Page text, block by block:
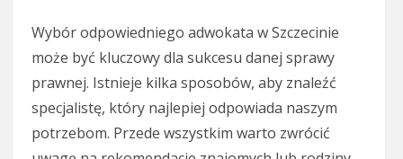
Wybór odpowiedniego adwokata w Szczecinie
może być kluczowy dla sukcesu danej sprawy
prawnej. Istnieje kilka sposobów, aby znaleźć
specjalistę, który najlepiej odpowiada naszym
potrzebom. Przede wszystkim warto zwrócić